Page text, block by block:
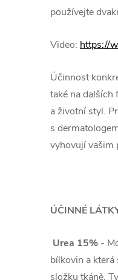
používejte
Video: https://
Účinnost
také na dalších
a životní styl.
s
vyhovují vašim
ÚČINNÉ
Urea 15% -
bílkovin a která
složku tkáně.